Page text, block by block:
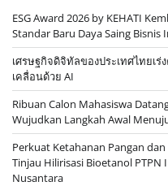
ESG Award 2026 by KEHATI
Standar Baru Daya Saing Bisnis
เศรษฐกิจดิจิทัลของประเทศไทยเ
เคลื่อนด้วย AI
Ribuan Calon Mahasiswa
Wujudkan Langkah Awal
Perkuat Ketahanan Pangan
Tinjau Hilirisasi Bioetanol PTPN
Nusantara